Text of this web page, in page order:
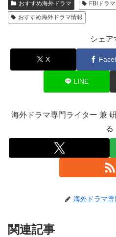
おすすめ海外ドラマ
FBIドラ
おすすめ海外ドラマ情報
シェア
X
LINE
海外ドラマ専門ライター 兼
る
海外ドラマ
関連記事